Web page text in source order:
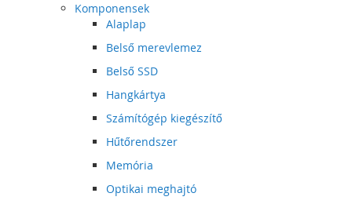
Komponensek
Alaplap
Belső merevlemez
Belső SSD
Hangkártya
Számítógép kiegészítő
Hűtőrendszer
Memória
Optikai meghajtó